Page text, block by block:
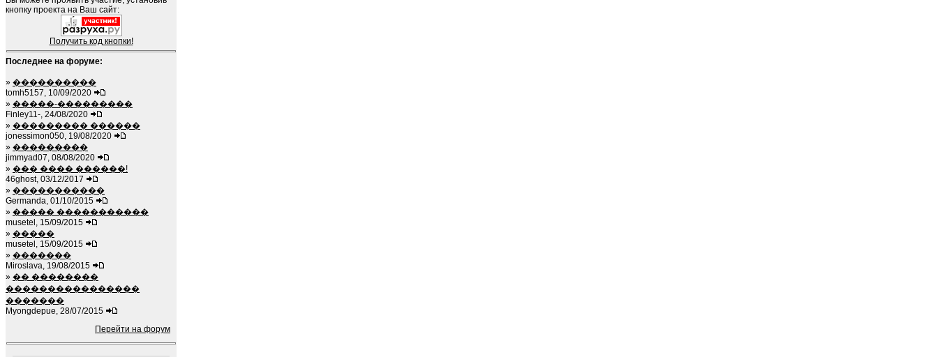
кнопку проекта на Ваш сайт:
Получить код кнопки!
Последнее на форуме:
» ����������
tomh5157, 10/09/2020
» �����-���������
Finley11-, 24/08/2020
» ��������� ������
jonessimon050, 19/08/2020
» ���������
jimmyad07, 08/08/2020
» ��� ���� ������!
46ghost, 03/12/2017
» �����������
Germanda, 01/10/2015
» ����� �����������
musetel, 15/09/2015
» �����
musetel, 15/09/2015
» �������
Miroslava, 19/08/2015
» �� ��������
����������������
�������
Myongdepue, 28/07/2015
Перейти на форум